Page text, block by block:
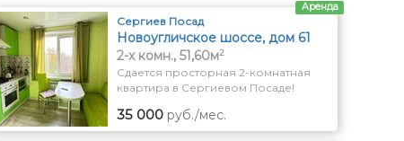
Сергиев Посад
Новоугличское шоссе, дом 61
2-x комн., 51,60м2
Сдается просторная 2-комнатная
квартира в Сергиевом Посаде!
аренду уютная 2-комнатная
квартира, расположенная на 3-м
35 000 руб./мес.
Аренда